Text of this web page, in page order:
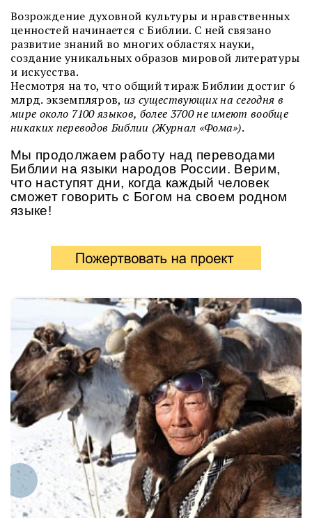
Возрождение духовной культуры и нравственных
ценностей начинается с Библии. С ней связано
развитие знаний во многих областях науки,
создание уникальных образов мировой литературы
и искусства.
Несмотря на то, что общий тираж Библии достиг 6
млрд. экземпляров,из существующих на сегодня в
мире около 7100 языков, более 3700 не имеют вообще
никаких переводов Библии (Журнал «Фома»).
Мы продолжаем работу над переводами
Библии на языки народов России. Верим,
что наступят дни, когда каждый человек
сможет говорить с Богом на своем родном
языке!